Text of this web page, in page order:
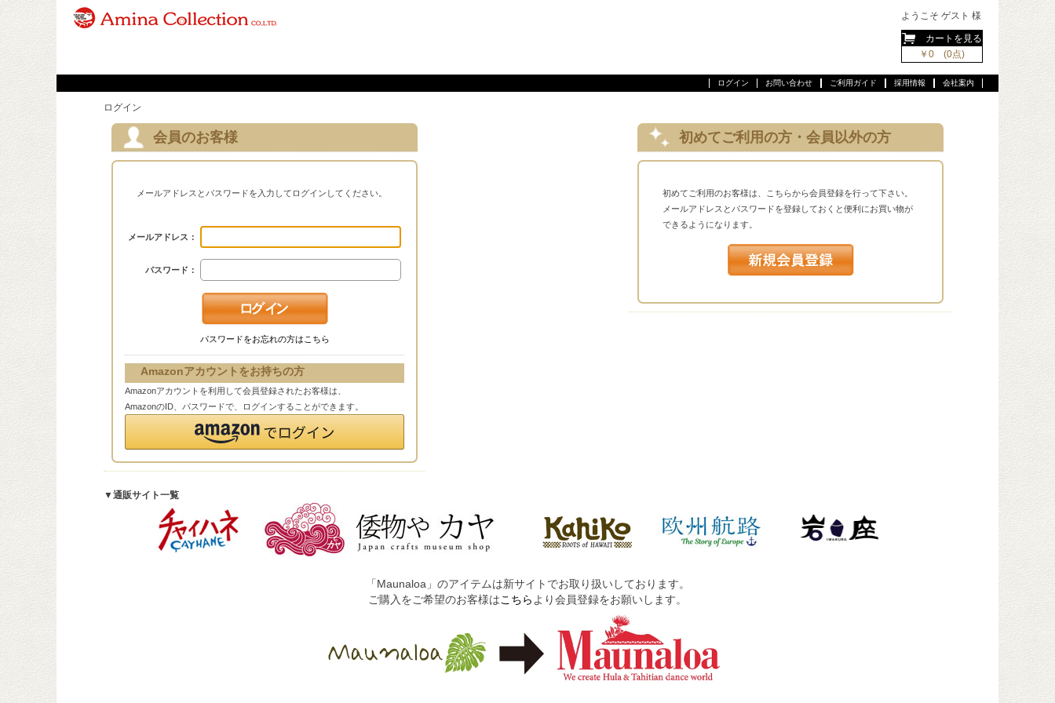
ようこそ ゲスト 様
カートを見る
￥0 (0点)
会社案内
採用情報
ご利用ガイド
お問い合わせ
ログイン
ログイン
会員のお客様
メールアドレスとパスワードを入力してログインしてください。
メールアドレス：
パスワード：
パスワードをお忘れの方はこちら
Amazonアカウントをお持ちの方
Amazonアカウントを利用して会員登録されたお客様は、
AmazonのID、パスワードで、ログインすることができます。
初めてご利用の方・会員以外の方
初めてご利用のお客様は、こちらから会員登録を行って下さい。
メールアドレスとパスワードを登録しておくと便利にお買い物が
できるようになります。
▼通販サイト一覧
「Maunaloa」のアイテムは新サイトでお取り扱いしております。
ご購入をご希望のお客様はこちら より会員登録をお願いします。